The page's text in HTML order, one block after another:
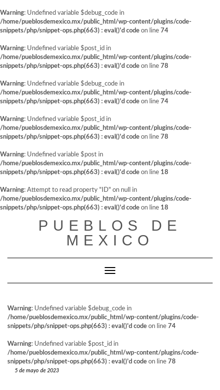
Warning: Undefined variable $debug_code in
/home/pueblosdemexico.mx/public_html/wp-content/plugins/code-
snippets/php/snippet-ops.php(663) : eval()'d code on line 74
Warning: Undefined variable $post_id in
/home/pueblosdemexico.mx/public_html/wp-content/plugins/code-
snippets/php/snippet-ops.php(663) : eval()'d code on line 78
Warning: Undefined variable $debug_code in
/home/pueblosdemexico.mx/public_html/wp-content/plugins/code-
snippets/php/snippet-ops.php(663) : eval()'d code on line 74
Warning: Undefined variable $post_id in
/home/pueblosdemexico.mx/public_html/wp-content/plugins/code-
snippets/php/snippet-ops.php(663) : eval()'d code on line 78
Warning: Undefined variable $post in
/home/pueblosdemexico.mx/public_html/wp-content/plugins/code-
snippets/php/snippet-ops.php(663) : eval()'d code on line 18
Warning: Attempt to read property "ID" on null in
/home/pueblosdemexico.mx/public_html/wp-content/plugins/code-
snippets/php/snippet-ops.php(663) : eval()'d code on line 18
PUEBLOS DE
MEXICO
Cambiar modo de navegación
Warning: Undefined variable $debug_code in
/home/pueblosdemexico.mx/public_html/wp-content/plugins/code-
snippets/php/snippet-ops.php(663) : eval()'d code on line 74
Warning: Undefined variable $post_id in
/home/pueblosdemexico.mx/public_html/wp-content/plugins/code-
snippets/php/snippet-ops.php(663) : eval()'d code on line 78
5 de mayo de 2023